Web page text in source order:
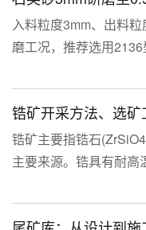
入料粒度3mm、出料
磨工况，推荐选用2136
锆矿开采方法、选
锆矿主要指锆石
主要来源。锆具有耐高
应用涉及核工业、陶
个领域，尤其在高性能